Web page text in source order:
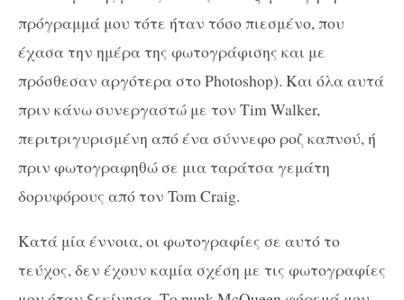
πρόγραμμά μου τότε ήταν τόσο πιεσμένο, που
έχασα την ημέρα της φωτογράφισης και με
πρόσθεσαν αργότερα στο Photoshop). Και όλα αυτά
πριν κάνω συνεργαστώ με τον Tim Walker,
περιτριγυρισμένη από ένα σύννεφο ροζ καπνού, ή
πριν φωτογραφηθώ σε μια ταράτσα γεμάτη
δορυφόρους από τον Tom Craig.
Κατά μία έννοια, οι φωτογραφίες σε αυτό το
τεύχος, δεν έχουν καμία σχέση με τις φωτογραφίες